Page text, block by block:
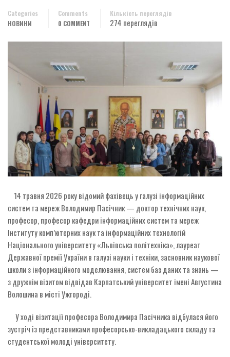
Categories
НОВИНИ
Comments
0 COMMENT
Кількість переглядів
274 переглядів
14 травня 2026 року відомий фахівець у галузі інформаційних
систем та мереж Володимир Пасічник — доктор технічних наук,
професор, професор кафедри інформаційних систем та мереж
Інституту комп’ютерних наук та інформаційних технологій
Національного університету «Львівська політехніка», лауреат
Державної премії України в галузі науки і техніки, засновник наукової
школи з інформаційного моделювання, систем баз даних та знань —
з дружнім візитом відвідав Карпатський університет імені Августина
Волошина в місті Ужгороді.
У ході візитації професора Володимира Пасічника відбулася його
зустріч із представниками професорсько-викладацького складу та
студентської молоді університету.